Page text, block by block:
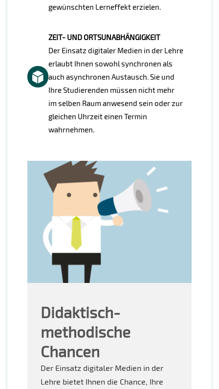
gewünschten Lerneffekt erzielen.
ZEIT- UND ORTSUNABHÄNGIGKEIT
Der Einsatz digitaler Medien in der Lehre
erlaubt Ihnen sowohl synchronen als
auch asynchronen Austausch. Sie und
Ihre Studierenden müssen nicht mehr
im selben Raum anwesend sein oder zur
gleichen Uhrzeit einen Termin
wahrnehmen.
Didaktisch-
methodische
Chancen
Der Einsatz digitaler Medien in der
Lehre bietet Ihnen die Chance, Ihre